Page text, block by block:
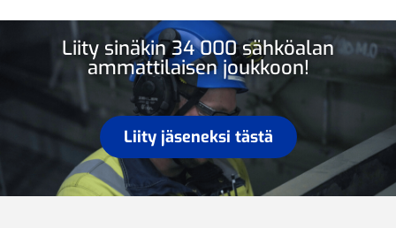
Liity sinäkin 34 000 sähköalan
ammattilaisen joukkoon!
Liity jäseneksi tästä